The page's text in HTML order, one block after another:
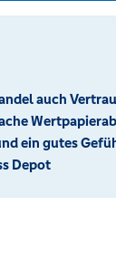
auch
ein gutes
Depot